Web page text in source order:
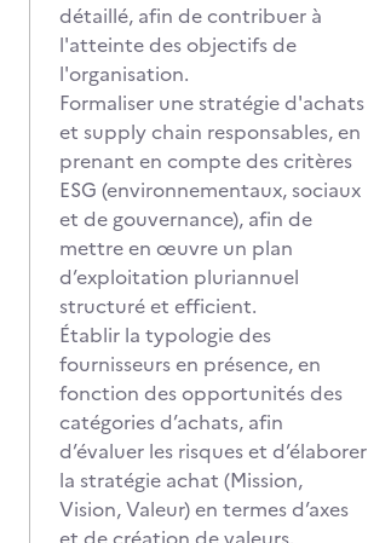
détaillé, afin de contribuer à
l'atteinte des objectifs de
l'organisation.
Formaliser une stratégie d'achats
et supply chain responsables, en
prenant en compte des critères
ESG (environnementaux, sociaux
et de gouvernance), afin de
mettre en œuvre un plan
d’exploitation pluriannuel
structuré et efficient.
Établir la typologie des
fournisseurs en présence, en
fonction des opportunités des
catégories d’achats, afin
d’évaluer les risques et d’élaborer
la stratégie achat (Mission,
Vision, Valeur) en termes d’axes